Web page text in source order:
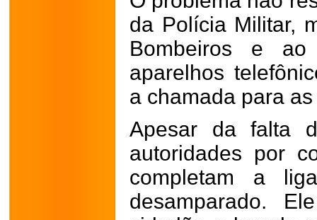
da Polícia Militar,
Bombeiros e
aparelhos
a chamada para
Apesar da falta
autoridades por
completam a
desamparado.